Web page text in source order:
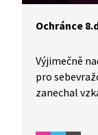
Ochránce
Výjimečně
pro
zanechal